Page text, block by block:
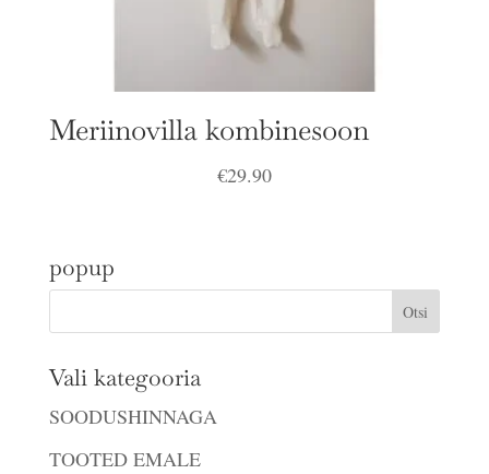
Meriinovilla kombinesoon
€29.90
popup
Vali kategooria
SOODUSHINNAGA
TOOTED EMALE